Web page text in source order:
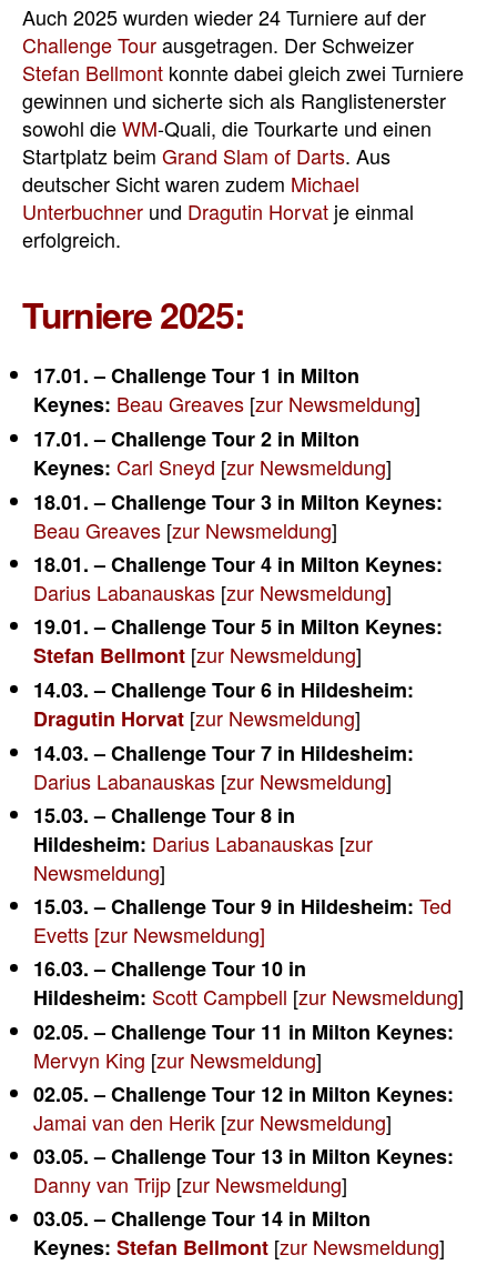
Auch 2025 wurden wieder 24 Turniere auf der
Challenge Tourausgetragen. Der Schweizer
Stefan Bellmont konnte dabei gleich zwei Turniere
gewinnen und sicherte sich als Ranglistenerster
sowohl dieWM-Quali, die Tourkarte und einen
Startplatz beim Grand Slam of Darts. Aus
deutscher Sicht waren zudem Michael
Unterbuchner und Dragutin Horvat je einmal
erfolgreich.
Turniere 2025:
17.01. – Challenge Tour 1 in Milton
Keynes: Beau Greaves [zur Newsmeldung]
17.01. – Challenge Tour 2 in Milton
Keynes: Carl Sneyd [zur Newsmeldung]
18.01. – Challenge Tour 3 in Milton Keynes:
Beau Greaves [zur Newsmeldung]
18.01. – Challenge Tour 4 in Milton Keynes:
Darius Labanauskas [zur Newsmeldung]
19.01. – Challenge Tour 5 in Milton Keynes:
Stefan Bellmont [zur Newsmeldung]
14.03. – Challenge Tour 6 in Hildesheim:
Dragutin Horvat [zur Newsmeldung]
14.03. – Challenge Tour 7 in Hildesheim:
Darius Labanauskas [zur Newsmeldung]
15.03. – Challenge Tour 8 in
Hildesheim: Darius Labanauskas [zur
Newsmeldung]
15.03. – Challenge Tour 9 in Hildesheim: Ted
Evetts [zur Newsmeldung]
16.03. – Challenge Tour 10 in
Hildesheim: Scott Campbell [zur Newsmeldung]
02.05. – Challenge Tour 11 in Milton Keynes:
Mervyn King [zur Newsmeldung]
02.05. – Challenge Tour 12 in Milton Keynes:
Jamai van den Herik [zur Newsmeldung]
03.05. – Challenge Tour 13 in Milton Keynes:
Danny van Trijp [zur Newsmeldung]
03.05. – Challenge Tour 14 in Milton
Keynes: Stefan Bellmont [zur Newsmeldung]